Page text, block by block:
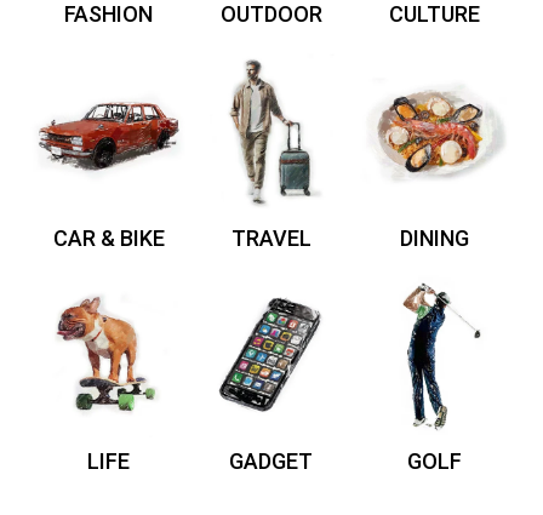
FASHION OUTDOOR CULTURE
CAR & BIKE TRAVEL DINING
LIFE GADGET GOLF